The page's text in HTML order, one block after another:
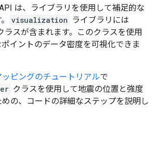
は、ライブラリを使用して補足的な
visualization ライブラリには
ラスが含まれます。このクラスを使用
イントのデータ密度を可視化できま
ピングのチュートリアルで
クラスを使用して地震の位置と強度
の、コードの詳細なステップを説明し